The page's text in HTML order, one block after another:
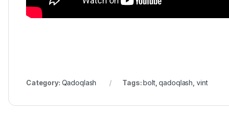
Category: Qadoqlash Tags:bolt,qadoqlash vint